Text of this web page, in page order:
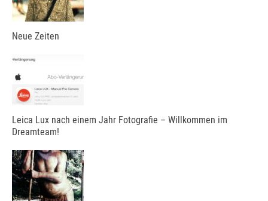
Neue Zeiten
Leica Lux nach einem Jahr Fotografie – Willkommen im
Dreamteam!